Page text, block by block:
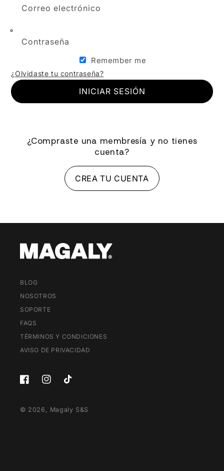
Correo electrónico
Contraseña
Remember me
¿Olvidaste tu contraseña?
INICIAR SESIÓN
¿Compraste una membresía y no tienes
cuenta?
CREA TU CUENTA
BLOG
NOSOTROS
SOPORTE
FAQS
TÉRMINOS Y CONDICIONES
AVISO DE PRIVACIDAD
FacebookInstagramTikTok
© 2026, Magaly S&S